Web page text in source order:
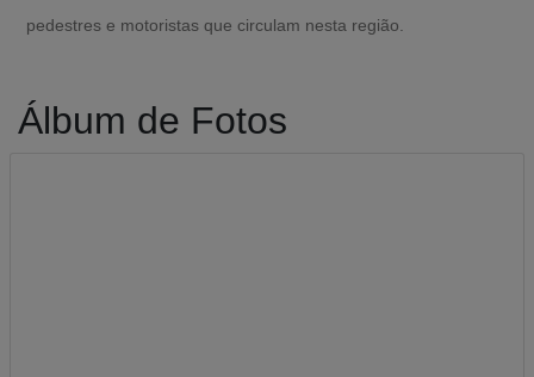
pedestres e motoristas que circulam nesta região.
Álbum de Fotos